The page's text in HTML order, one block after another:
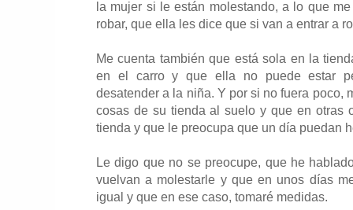
la mujer si le están molestando, a lo que
robar, que ella les dice que si van a entrar a
Me cuenta también que está sola en la
en el carro y que ella no puede estar
desatender a la niña. Y por si no fuera poco,
cosas de su tienda al suelo y que en otras
tienda y que le preocupa que un día puedan
Le digo que no se preocupe, que he
vuelvan a molestarle y que en unos días
igual y que en ese caso, tomaré medidas.